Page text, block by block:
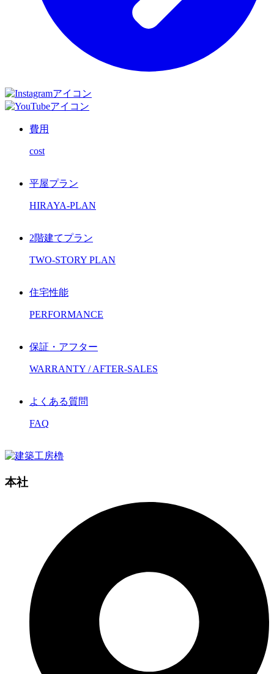
費用
cost
平屋プラン
HIRAYA-PLAN
2階建てプラン
TWO-STORY PLAN
住宅性能
PERFORMANCE
保証・アフター
WARRANTY / AFTER-SALES
よくある質問
FAQ
本社